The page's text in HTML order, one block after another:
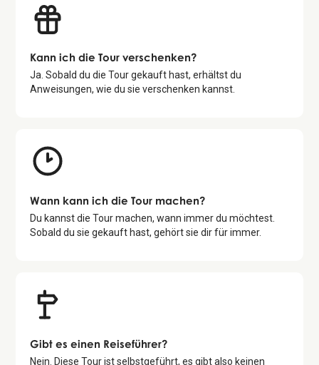
Kann ich die Tour verschenken?
Ja. Sobald du die Tour gekauft hast, erhältst du
Anweisungen, wie du sie verschenken kannst.
Wann kann ich die Tour machen?
Du kannst die Tour machen, wann immer du möchtest.
Sobald du sie gekauft hast, gehört sie dir für immer.
Gibt es einen Reiseführer?
Nein. Diese Tour ist selbstgeführt, es gibt also keinen